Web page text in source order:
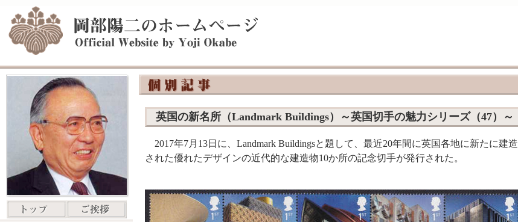
英国の新名所（Landmark Buildings）～英国切手の魅力シリーズ（47）～
2017年7月13日に、Landmark Buildingsと題して、最近20年間に英国各地に新たに建造
された優れたデザインの近代的な建造物10か所の記念切手が発行された。